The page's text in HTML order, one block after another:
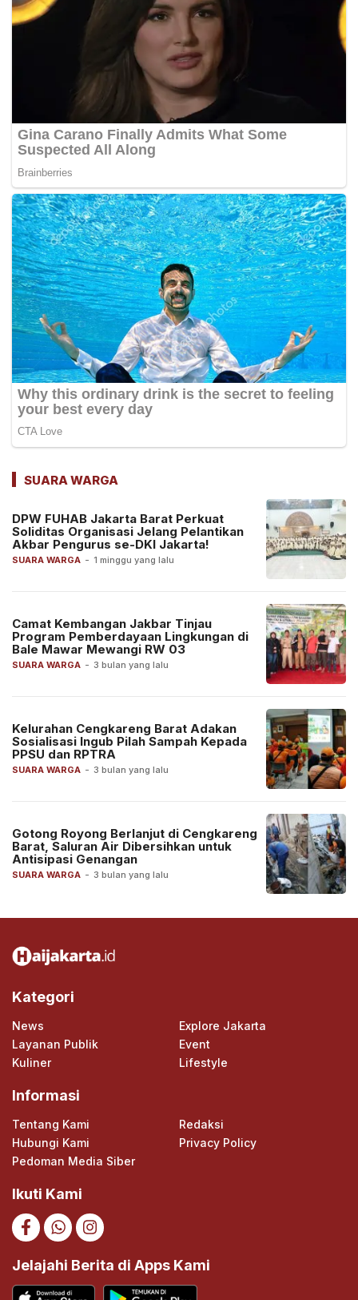
SUARA WARGA
SUARA WARGA - 1 minggu yang lalu
DPW FUHAB Jakarta Barat Perkuat
Soliditas Organisasi Jelang Pelantikan
Akbar Pengurus se-DKI Jakarta!
SUARA WARGA - 3 bulan yang lalu
Camat Kembangan Jakbar Tinjau
Program Pemberdayaan Lingkungan di
Bale Mawar Mewangi RW 03
SUARA WARGA - 3 bulan yang lalu
Kelurahan Cengkareng Barat Adakan
Sosialisasi Ingub Pilah Sampah Kepada
PPSU dan RPTRA
SUARA WARGA - 3 bulan yang lalu
Gotong Royong Berlanjut di Cengkareng
Barat, Saluran Air Dibersihkan untuk
Antisipasi Genangan
Kategori
News
Explore Jakarta
Layanan Publik
Event
Kuliner
Lifestyle
Informasi
Tentang Kami
Redaksi
Hubungi Kami
Privacy Policy
Pedoman Media Siber
Ikuti Kami
Jelajahi Berita di Apps Kami